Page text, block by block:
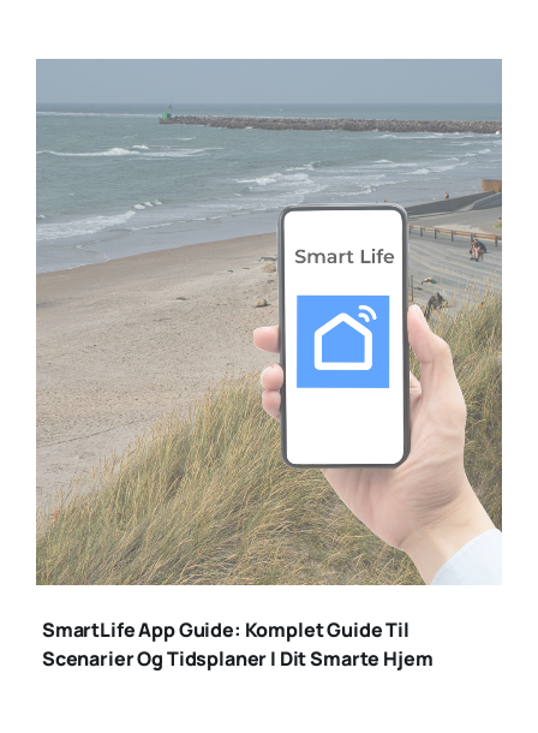
smartlife app
SmartLife App Guide: Komplet Guide Til
Scenarier Og Tidsplaner I Dit Smarte Hjem